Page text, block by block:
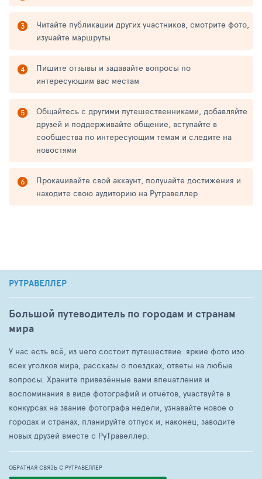
Читайте публикации других участников, смотрите фото,
изучайте маршруты
Пишите отзывы и задавайте вопросы по
интересующим вас местам
Общайтесь с другими путешественниками, добавляйте
друзей и поддерживайте общение, вступайте в
сообщества по интересующим темам и следите на
новостями
Прокачивайте свой аккаунт, получайте достижения и
находите свою аудиторию на Рутравеллер
РУТРАВЕЛЛЕР
Большой путеводитель по городам и странам
мира
У нас есть всё, из чего состоит путешествие: яркие фото изо
всех уголков мира, рассказы о поездках, ответы на любые
вопросы. Храните привезённые вами впечатления и
воспоминания в виде фотографий и отчётов, участвуйте в
конкурсах на звание фотографа недели, узнавайте новое о
городах и странах, планируйте отпуск и, наконец, заводите
новых друзей вместе с РуТравеллер.
ОБРАТНАЯ СВЯЗЬ С РУТРАВЕЛЛЕР